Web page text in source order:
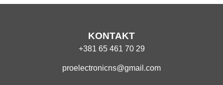
KONTAKT
+381 65 461 70 29
proelectronicns@gmail.com